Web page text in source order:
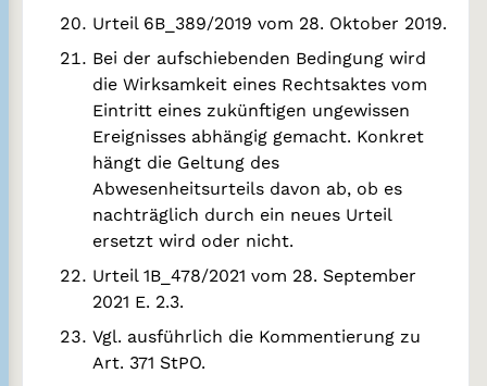
Urteil 6B_389/2019 vom 28. Oktober 2019.
Bei der aufschiebenden Bedingung wird
die Wirksamkeit eines Rechtsaktes vom
Eintritt eines zukünftigen ungewissen
Ereignisses abhängig gemacht. Konkret
hängt die Geltung des
Abwesenheitsurteils davon ab, ob es
nachträglich durch ein neues Urteil
ersetzt wird oder nicht.
Urteil 1B_478/2021 vom 28. September
2021 E. 2.3.
Vgl. ausführlich die Kommentierung zu
Art. 371 StPO.